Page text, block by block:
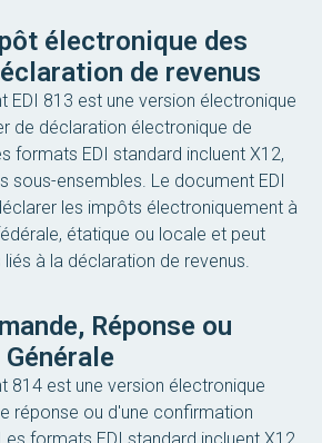
électronique des
de revenus
EDI 813 est une version électronique
de déclaration électronique de
formats EDI standard incluent X12,
sous-ensembles. Le document EDI
les impôts électroniquement à
étatique ou locale et peut
à la déclaration de revenus.
Réponse ou
814 est une version électronique
réponse ou d'une confirmation